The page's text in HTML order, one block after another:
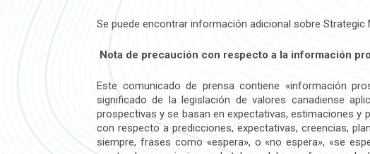
Se puede encontrar información adicional sobre Strategic
Nota de precaución con respecto a la información
Este comunicado de prensa contiene «información
significado de la legislación de valores canadiense
prospectivas y se basan en expectativas, estimaciones y
con respecto a predicciones, expectativas, creencias,
siempre, frases como «espera», o «no espera», «se